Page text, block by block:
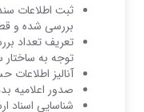
ثبت اطلاعات
بررسی شده و
تعریف تعداد
توجه به ساختار
آنالیز
صدور اعلامیه
شناسایی اسناد